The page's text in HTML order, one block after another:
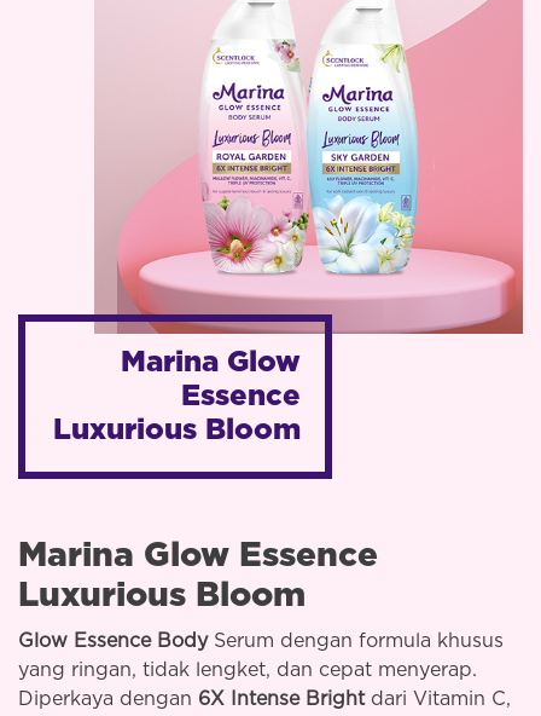
Marina Glow
Essence
Luxurious Bloom
Marina Glow Essence
Luxurious Bloom
Glow Essence BodySerum dengan formula khusus
yang ringan, tidak lengket, dan cepat menyerap.
Diperkaya dengan 6X Intense Brightdari Vitamin C,